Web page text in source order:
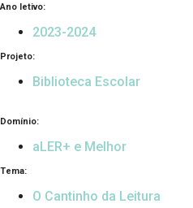
Ano letivo:
2023-2024
Projeto:
Biblioteca Escolar
Domínio:
aLER+ e Melhor
Tema:
O Cantinho da Leitura